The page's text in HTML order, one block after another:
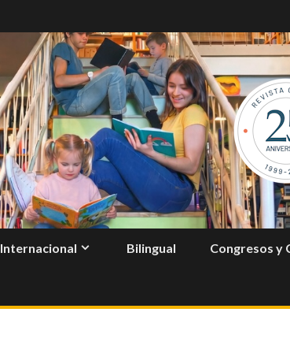
Internacional Bilingual Congresos y